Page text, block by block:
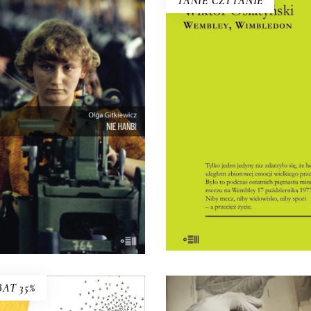
E-BOOK DO
KOSZYKA
NIE HAŃBI
obraz polskiego
pracy – historycznie i dziś.
ten rynek się zmienił
czasu, kiedy chałupnicy
z domowych warsztatów
fabrycznych hal? I co to
nie pracować w świecie,
ponoć nie pracuje tylko
ten, kto nie chce?
33.00 16.50zł
E-BOOK DO
WEMBLEY,
35.00zł 8.00zł
KSIĄŻKA DO
KOSZYKA
35%
Z
BENIAMINEM